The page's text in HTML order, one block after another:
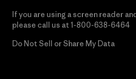
If you are using a screen reader
please call us at 1-800-638-6464
Do Not Sell or Share My Data